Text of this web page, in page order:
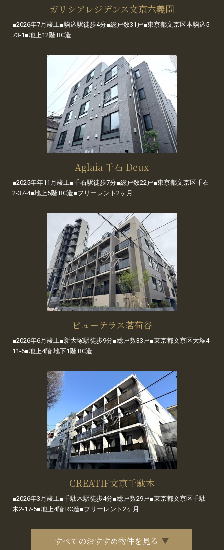
ガリシアレジデンス文京六義園
■2026年7月竣工■駒込駅徒歩4分■総戸数31戸■東京都文京区本駒込5-
73-1■地上12階 RC造
Aglaia 千石 Deux
■2025年年11月竣工■千石駅徒歩7分■総戸数22戸■東京都文京区千石
2-37-4■地上5階 RC造■フリーレント2ヶ月
ビューテラス茗荷谷
■2026年6月竣工■新大塚駅徒歩9分■総戸数33戸■東京都文京区大塚4-
11-6■地上4階 地下1階 RC造
CREATIF文京千駄木
■2026年3月竣工■千駄木駅徒歩4分■総戸数29戸■東京都文京区千駄
木2-17-5■地上4階 RC造■フリーレント2ヶ月
すべてのおすすめ物件を見る